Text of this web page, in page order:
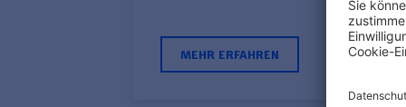
MEHR ERFAHREN